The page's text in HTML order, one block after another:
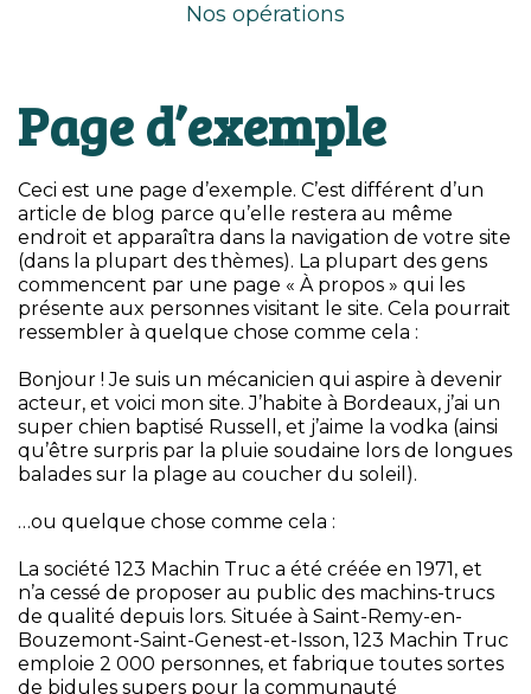
Nos opérations
Page d’exemple
Ceci est une page d’exemple. C’est différent d’un
article de blog parce qu’elle restera au même
endroit et apparaîtra dans la navigation de votre site
(dans la plupart des thèmes). La plupart des gens
commencent par une page « À propos » qui les
présente aux personnes visitant le site. Cela pourrait
ressembler à quelque chose comme cela :
Bonjour ! Je suis un mécanicien qui aspire à devenir
acteur, et voici mon site. J’habite à Bordeaux, j’ai un
super chien baptisé Russell, et j’aime la vodka (ainsi
qu’être surpris par la pluie soudaine lors de longues
balades sur la plage au coucher du soleil).
…ou quelque chose comme cela :
La société 123 Machin Truc a été créée en 1971, et
n’a cessé de proposer au public des machins-trucs
de qualité depuis lors. Située à Saint-Remy-en-
Bouzemont-Saint-Genest-et-Isson, 123 Machin Truc
emploie 2 000 personnes, et fabrique toutes sortes
de bidules supers pour la communauté